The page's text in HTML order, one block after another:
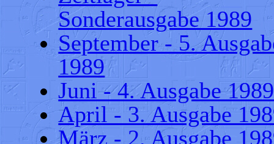
Sonderausgabe 1989
September - 5.
1989
Juni - 4. Ausgabe 1989
April - 3. Ausgabe
März - 2. Ausgabe